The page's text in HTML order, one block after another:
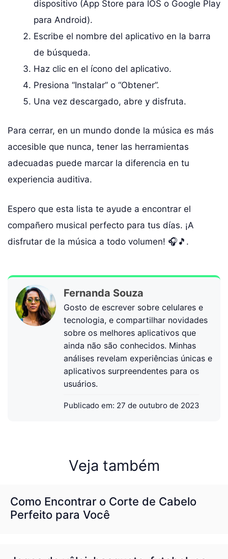
dispositivo (App Store para IOS o Google Play
para Android).
Escribe el nombre del aplicativo en la barra
de búsqueda.
Haz clic en el ícono del aplicativo.
Presiona “Instalar” o “Obtener”.
Una vez descargado, abre y disfruta.
Para cerrar, en un mundo donde la música es más
accesible que nunca, tener las herramientas
adecuadas puede marcar la diferencia en tu
experiencia auditiva.
Espero que esta lista te ayude a encontrar el
compañero musical perfecto para tus días. ¡A
disfrutar de la música a todo volumen! 🎧🎵.
Fernanda Souza
Gosto de escrever sobre celulares e
tecnologia, e compartilhar novidades
sobre os melhores aplicativos que
ainda não são conhecidos. Minhas
análises revelam experiências únicas e
aplicativos surpreendentes para os
usuários.
Publicado em: 27 de outubro de 2023
Veja também
Como Encontrar o Corte de Cabelo
Perfeito para Você